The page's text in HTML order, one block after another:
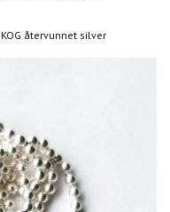
återvunnet silver